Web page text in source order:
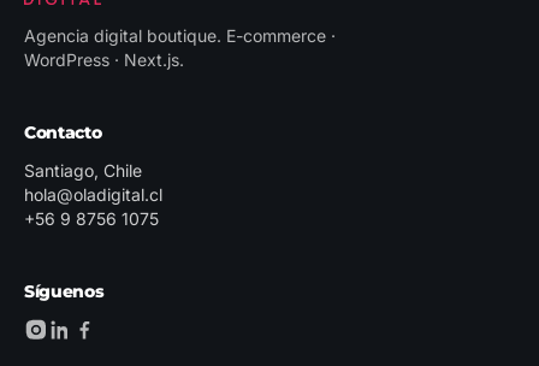
Agencia digital boutique. E-commerce ·
WordPress · Next.js.
Contacto
Santiago, Chile
hola@oladigital.cl
+56 9 8756 1075
Síguenos